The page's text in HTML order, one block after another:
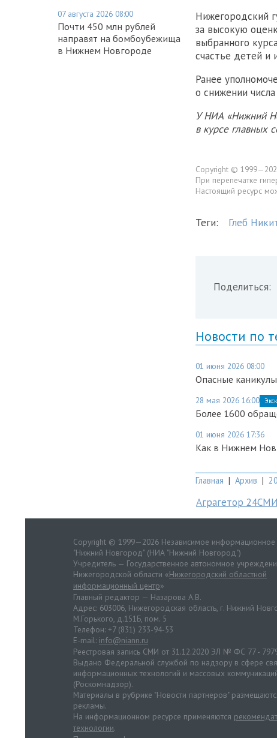
07 августа 2026 08:00
Почти 450 млн рублей
направят на бомбоубежища
в Нижнем Новгороде
Нижегородский
за высокую
выбранного
счастье детей и
Ранее
о снижении
У НИА «Нижний
в курсе главных
Copyright ©
При перепечатке
Настоящий ресурс
Теги: Глеб
Поделиться:
Новости по
01 июня 2026 08:00
Опасные
28 мая 2026 16:00
Более 1600
01 июня 2026 17:36
Как в Нижнем
Главная | Архив |
Аграгетор 24СМИ
Copyright © 1999—2026 Независимое информационное
"Нижний Новгород" (НИА "Нижний Новгород")
Учредитель — Государственное автономное
Нижегородской области «Нижегородский областной
информационный центр»
Главный редактор — Назарова А.В.
Адрес: 603006, Нижегородская область, г. Нижний
М.Горького, д.151Б, пом. 5
Телефон: +7 (831) 233-94-53
E-mail: info@niann.ru
Реестровая запись СМИ от 31.12.2020 ЭЛ № ФС 77 -
Выдано Федеральной службой по надзору в сфере
информационных технологий и массовых
(Роскомнадзор).
Материалы в рубрике "Новости партнеров"
рекламы.
На информационном ресурсе применяются
технологии.